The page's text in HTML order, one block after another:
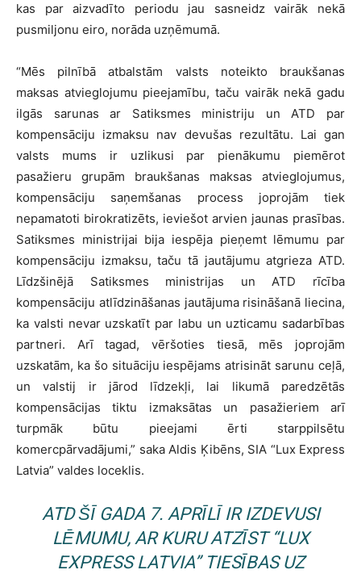
kas par aizvadīto periodu jau sasneidz vairāk nekā
pusmiljonu eiro, norāda uzņēmumā.
“Mēs pilnībā atbalstām valsts noteikto braukšanas
maksas atvieglojumu pieejamību, taču vairāk nekā gadu
ilgās sarunas ar Satiksmes ministriju un ATD par
kompensāciju izmaksu nav devušas rezultātu. Lai gan
valsts mums ir uzlikusi par pienākumu piemērot
pasažieru grupām braukšanas maksas atvieglojumus,
kompensāciju saņemšanas process joprojām tiek
nepamatoti birokratizēts, ieviešot arvien jaunas prasības.
Satiksmes ministrijai bija iespēja pieņemt lēmumu par
kompensāciju izmaksu, taču tā jautājumu atgrieza ATD.
Līdzšinējā Satiksmes ministrijas un ATD rīcība
kompensāciju atlīdzināšanas jautājuma risināšanā liecina,
ka valsti nevar uzskatīt par labu un uzticamu sadarbības
partneri. Arī tagad, vēršoties tiesā, mēs joprojām
uzskatām, ka šo situāciju iespējams atrisināt sarunu ceļā,
un valstij ir jārod līdzekļi, lai likumā paredzētās
kompensācijas tiktu izmaksātas un pasažieriem arī
turpmāk būtu pieejami ērti starppilsētu
komercpārvadājumi,” saka Aldis Ķibēns, SIA “Lux Express
Latvia” valdes loceklis.
ATD ŠĪ GADA 7. APRĪLĪ IR IZDEVUSI
LĒMUMU, AR KURU ATZĪST “LUX
EXPRESS LATVIA” TIESĪBAS UZ